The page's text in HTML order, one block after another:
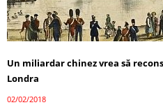
Un miliardar chinez vrea să
Londra
02/02/2018